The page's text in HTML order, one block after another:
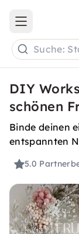
Open main
Suche:
DIY
schönen
Binde deinen
entspannten
5.0